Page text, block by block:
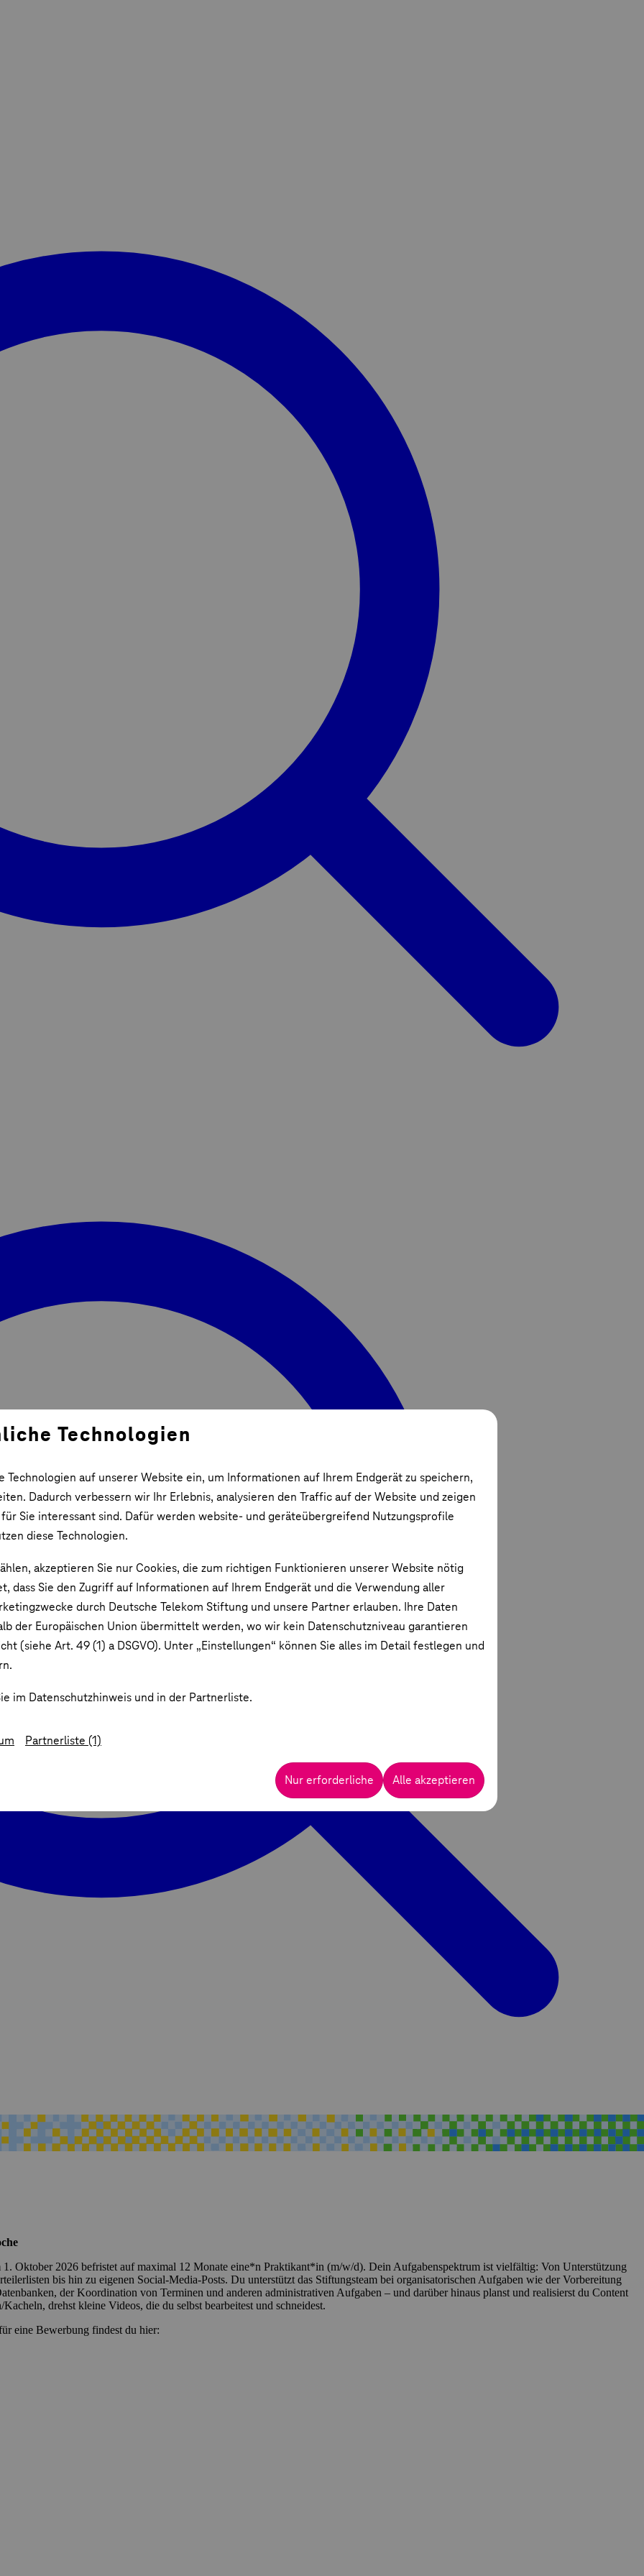
Technologien
Technologien auf unserer Website ein, um Informationen auf Ihrem Endgerät zu speichern,
Dadurch verbessern wir Ihr Erlebnis, analysieren den Traffic auf der Website und zeigen
Sie interessant sind. Dafür werden website- und geräteübergreifend Nutzungsprofile
diese Technologien.
akzeptieren Sie nur Cookies, die zum richtigen Funktionieren unserer Website nötig
dass Sie den Zugriff auf Informationen auf Ihrem Endgerät und die Verwendung aller
durch Deutsche Telekom Stiftung und unsere Partner erlauben. Ihre Daten
der Europäischen Union übermittelt werden, wo wir kein Datenschutzniveau garantieren
(siehe Art. 49 (1) a DSGVO). Unter „Einstellungen“ können Sie alles im Detail festlegen und
im Datenschutzhinweis und in der Partnerliste.
Partnerliste (1)
Nur erforderliche Alle akzeptieren
Oktober 2026 befristet auf maximal 12 Monate eine*n Praktikant*in (m/w/d). Dein Aufgabenspektrum ist vielfältig: Von Unterstützung
bis hin zu eigenen Social-Media-Posts. Du unterstützt das Stiftungsteam bei organisatorischen Aufgaben wie der Vorbereitung
der Koordination von Terminen und anderen administrativen Aufgaben – und darüber hinaus planst und realisierst du Content
drehst kleine Videos, die du selbst bearbeitest und schneidest.
eine Bewerbung findest du hier: